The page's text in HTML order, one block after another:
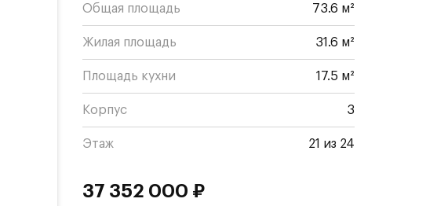
Общая площадь 73.6 м²
Жилая площадь 31.6 м²
Площадь кухни 17.5 м²
Корпус 3
Этаж 21 из 24
37 352 000 ₽